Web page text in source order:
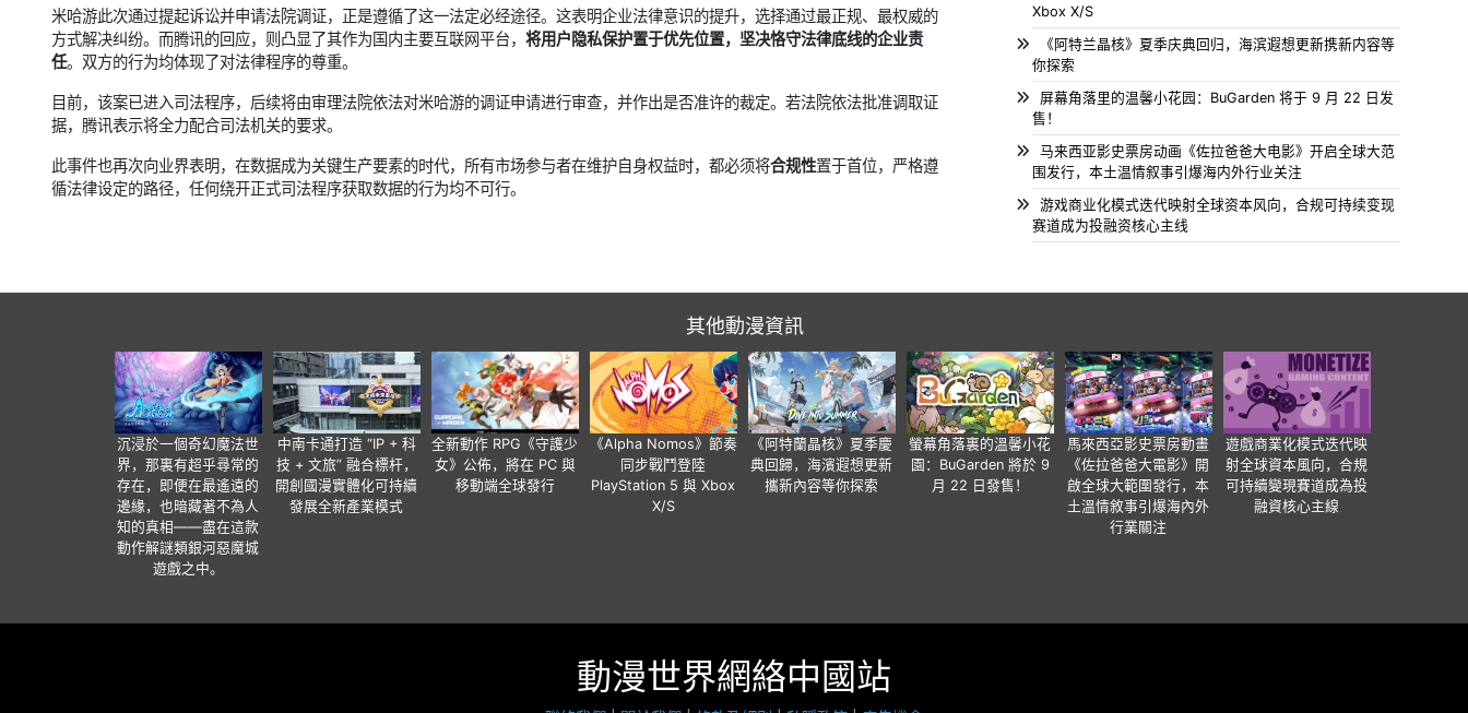
米哈游此次通过提起诉讼并申请法院调证，正是遵循了这一法定必经途径。这表明企业法律意识的提升，选择通过最正规、最权威的
方式解决纠纷。而腾讯的回应，则凸显了其作为国内主要互联网平台， 将用户隐私保护置于优先位置，坚决恪守法律底线的企业责
任。双方的行为均体现了对法律程序的尊重。
目前，该案已进入司法程序，后续将由审理法院依法对米哈游的调证申请进行审查，并作出是否准许的裁定。若法院依法批准调取证
据，腾讯表示将全力配合司法机关的要求。
此事件也再次向业界表明，在数据成为关键生产要素的时代，所有市场参与者在维护自身权益时，都必须将合规性置于首位，严格遵
循法律设定的路径，任何绕开正式司法程序获取数据的行为均不可行。
Xbox X/S
《阿特兰晶核》夏季庆典回归，海滨遐想更新携新内容等
你探索
屏幕角落里的温馨小花园：BuGarden 将于 9 月 22 日发
售！
马来西亚影史票房动画《佐拉爸爸大电影》开启全球大范
围发行，本土温情叙事引爆海内外行业关注
游戏商业化模式迭代映射全球资本风向，合规可持续变现
赛道成为投融资核心主线
其他動漫資訊
沉浸於一個奇幻魔法世
界，那裏有超乎尋常的
存在，即便在最遙遠的
邊緣，也暗藏著不為人
知的真相——盡在這款
動作解謎類銀河惡魔城
遊戲之中。
中南卡通打造 “IP + 科
技 + 文旅” 融合標杆，
開創國漫實體化可持續
發展全新產業模式
全新動作 RPG《守護少
女》公佈，將在 PC 與
移動端全球發行
《Alpha Nomos》節奏
同步戰鬥登陸
PlayStation 5 與 Xbox
X/S
《阿特蘭晶核》夏季慶
典回歸，海濱遐想更新
攜新內容等你探索
螢幕角落裏的溫馨小花
園：BuGarden 將於 9
月 22 日發售！
馬來西亞影史票房動畫
《佐拉爸爸大電影》開
啟全球大範圍發行，本
土溫情敘事引爆海內外
行業關注
遊戲商業化模式迭代映
射全球資本風向，合規
可持續變現賽道成為投
融資核心主線
動漫世界網絡中國站